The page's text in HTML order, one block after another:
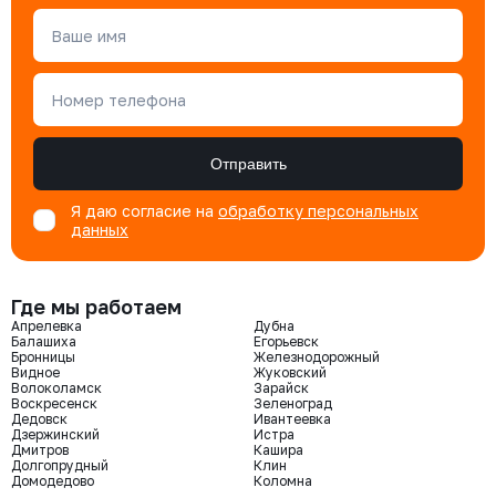
Ваше имя
Номер телефона
Отправить
Я даю согласие на обработку персональных
данных
Где мы работаем
Апрелевка
Балашиха
Бронницы
Видное
Волоколамск
Воскресенск
Дедовск
Дзержинский
Дмитров
Долгопрудный
Домодедово
Дубна
Егорьевск
Железнодорожный
Жуковский
Зарайск
Зеленоград
Ивантеевка
Истра
Кашира
Клин
Коломна